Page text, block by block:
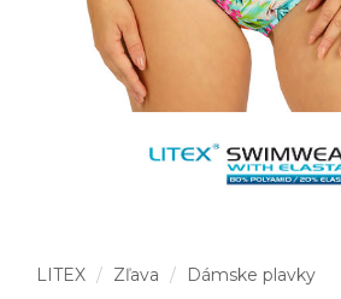
LITEX Zľava Dámske plavky